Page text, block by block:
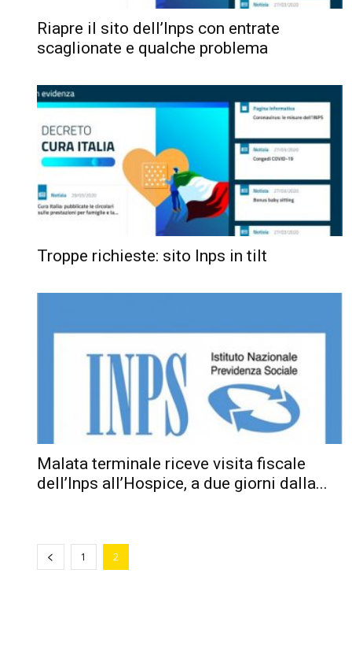
Riapre il sito dell’Inps con entrate
scaglionate e qualche problema
Troppe richieste: sito Inps in tilt
Malata terminale riceve visita fiscale
dell’Inps all’Hospice, a due giorni dalla...
1 2